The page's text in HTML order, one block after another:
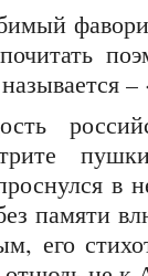
в
памяти
его